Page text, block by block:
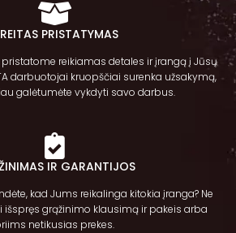
PRISTATYMAS
reikiamas detales ir įrangą į Jūsų
darbuotojai kruopščiai surenka užsakymą,
galėtumėte vykdyti savo darbus.
IR GARANTIJOS
kad Jums reikalinga kitokia įranga? Ne
išspręs grąžinimo klausimą ir pakeis arba
netikusias prekes.